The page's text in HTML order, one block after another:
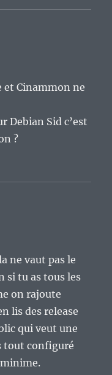
et Cinammon ne
Debian Sid c’est
?
ne vaut pas le
si tu as tous les
on rajoute
lis des release
qui veut une
tout configuré